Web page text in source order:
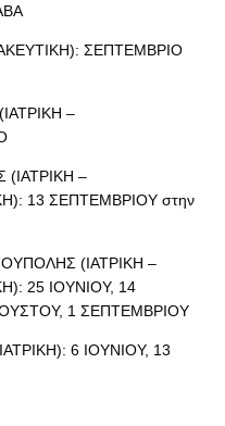
ΣΕΠΤΕΜΒΡΙΟ
–
(ΙΑΤΡΙΚΗ –
13 ΣΕΠΤΕΜΒΡΙΟΥ στην
(ΙΑΤΡΙΚΗ –
25 ΙΟΥΝΙΟΥ, 14
1 ΣΕΠΤΕΜΒΡΙΟΥ
6 ΙΟΥΝΙΟΥ, 13